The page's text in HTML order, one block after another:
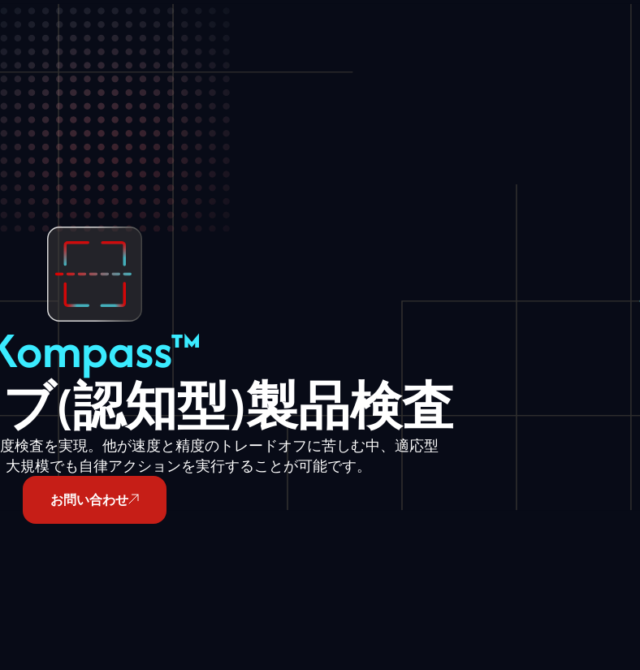
(認知型)製品検査
検査を実現。他が速度と精度のトレードオフに苦しむ中、適応型
規模でも自律アクションを実行することが可能です。
お問い合わせ